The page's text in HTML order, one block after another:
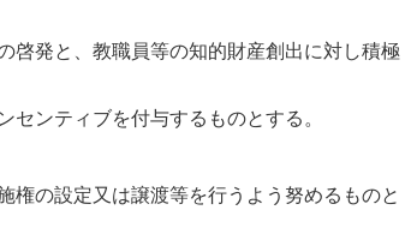
啓発と、教職員等の知的財産創出に対し積極
ンティブを付与するものとする。
権の設定又は譲渡等を行うよう努めるものと